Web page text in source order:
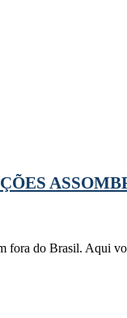
do Brasil. Aqui